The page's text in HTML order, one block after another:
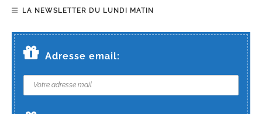
LA NEWSLETTER DU LUNDI MATIN
Adresse email: